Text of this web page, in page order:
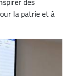
la patrie et à